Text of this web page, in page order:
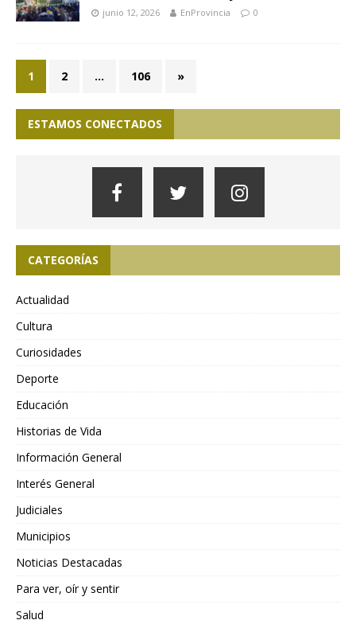
junio 12, 2026 EnProvincia 0
1 2 … 106 »
ESTAMOS CONECTADOS
CATEGORÍAS
Actualidad
Cultura
Curiosidades
Deporte
Educación
Historias de Vida
Información General
Interés General
Judiciales
Municipios
Noticias Destacadas
Para ver, oír y sentir
Salud